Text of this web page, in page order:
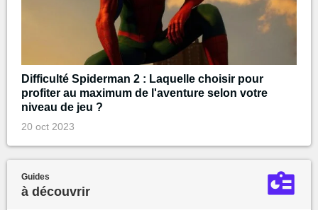
Difficulté Spiderman 2 : Laquelle choisir pour
profiter au maximum de l'aventure selon votre
niveau de jeu ?
20 oct 2023
Guides
à découvrir